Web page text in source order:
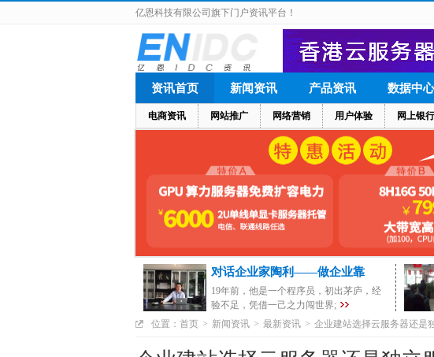
亿恩科技有限公司旗下门户资讯平台！
资讯首页
电商资讯 网站推广 网络营销 用户体验 网上银行
新闻资讯 产品资讯 数据中心
对话企业家陶利——做企业靠
19年前，他是一个程序员，初出茅庐，经
验不足，凭借一己之力闯世界;
位置： 首页 > 新闻资讯 > 最新资讯 > 企业建站选择云服务器还是